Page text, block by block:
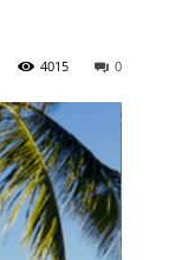
0
4015